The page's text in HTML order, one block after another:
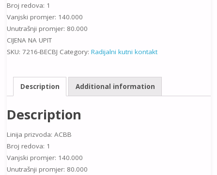
Broj redova: 1
Vanjski promjer: 140.000
Unutrašnji promjer: 80.000
CIJENA NA UPIT
SKU: 7216-BECBJ Category: Radijalni kutni kontakt
Description Additional information
Description
Linija prizvoda: ACBB
Broj redova: 1
Vanjski promjer: 140.000
Unutrašnji promjer: 80.000